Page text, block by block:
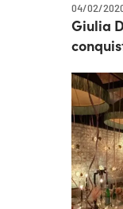
04/02/
Giulia